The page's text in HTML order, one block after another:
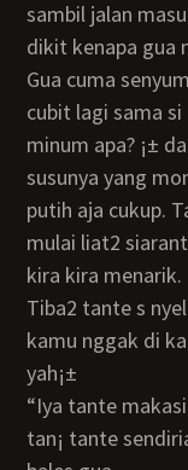
sambil jalan
dikit kenapa gua
Gua cuma senyum2 aja sambil bilang kalo lupa, di
cubit lagi sama
minum apa? ¡±
susunya yang
putih aja cukup.
mulai liat2
kira kira menarik.
Tiba2 tante s nyeletuk dari belakang gua ¡°emang
kamu nggak di
yah¡±
“iya tante makasih¡”. Di kasih tau tapi lupa banget
tan¡ tante